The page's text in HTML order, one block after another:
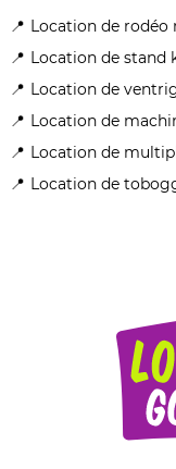
Location de rodéo
Location de stand
Location de
Location de
Location de
Location de